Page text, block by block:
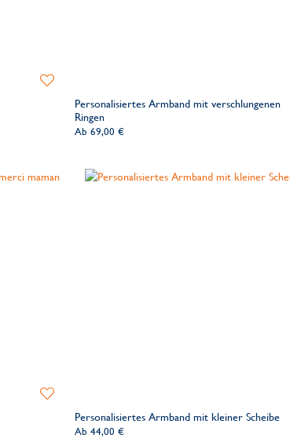
Zur
hinzufügenPersonalisiertes Armband mit verschlungenen
Ringen
Ab 69,00 €
Zur
hinzufügenPersonalisiertes Armband mit kleiner Scheibe
Ab 44,00 €